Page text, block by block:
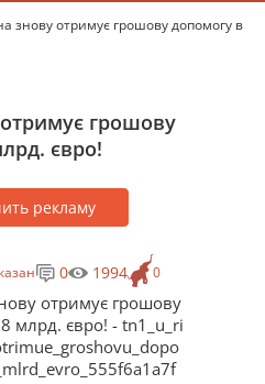
знову отримує грошову допомогу в
отримує грошову
євро!
рекламу
0
0 1994